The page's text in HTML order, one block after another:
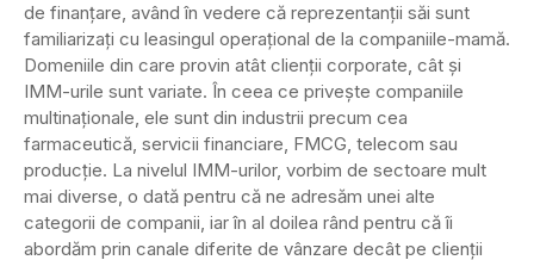
de finanţare, având în vedere că reprezentanţii săi sunt
familiarizaţi cu leasingul operaţional de la companiile-mamă.
Domeniile din care provin atât clienţii corporate, cât şi
IMM-urile sunt variate. În ceea ce priveşte companiile
multinaţionale, ele sunt din industrii precum cea
farmaceutică, servicii financiare, FMCG, telecom sau
producţie. La nivelul IMM-urilor, vorbim de sectoare mult
mai diverse, o dată pentru că ne adresăm unei alte
categorii de companii, iar în al doilea rând pentru că îi
abordăm prin canale diferite de vânzare decât pe clienţii